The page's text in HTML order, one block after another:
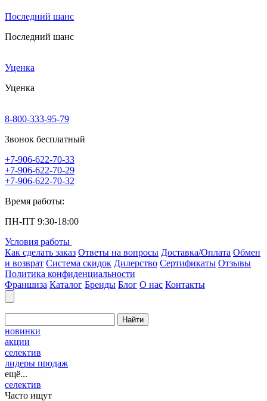
Последний шанс
Последний шанс
Уценка
Уценка
8-800-333-95-79
Звонок бесплатный
+7-906-622-70-33
+7-906-622-70-29
+7-906-622-70-32
Время работы:
ПН-ПТ 9:30-18:00
Условия работы
Как сделать заказ Ответы на вопросы Доставка/Оплата Обмен
и возврат Система скидок Дилерство Сертификаты Отзывы
Политика конфиденциальности
Франшиза Каталог Бренды Блог О нас Контакты
Найти
новинки
акции
селектив
лидеры продаж
ещё...
селектив
Часто ищут